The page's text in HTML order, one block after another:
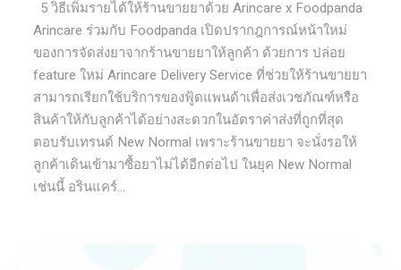
5 วิธีเพิ่มรายได้ให้ร้านขายยาด้วย Arincare x Foodpanda
Arincare ร่วมกับ Foodpanda เปิดปรากฎการณ์หน้าใหม่
ของการจัดส่งยาจากร้านขายยาให้ลูกค้า ด้วยการ ปล่อย
feature ใหม่ Arincare Delivery Service ที่ช่วยให้ร้านขายยา
สามารถเรียกใช้บริการของฟู้ดแพนด้าเพื่อส่งเวชภัณฑ์หรือ
สินค้าให้กับลูกค้าได้อย่างสะดวกในอัตราค่าส่งที่ถูกที่สุด
ตอบรับเทรนด์ New Normal เพราะร้านขายยา จะนั่งรอให้
ลูกค้าเดินเข้ามาซื้อยาไม่ได้อีกต่อไป ในยุค New Normal
เช่นนี้ อรินแคร์...